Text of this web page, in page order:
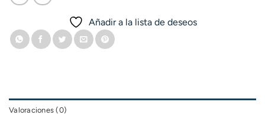
Añadir a la lista de deseos
Valoraciones (0)